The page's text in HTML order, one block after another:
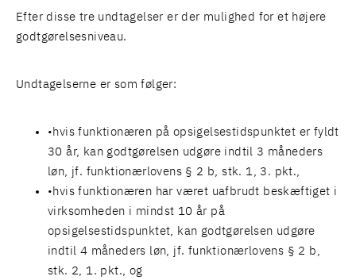
Efter disse tre undtagelser er der mulighed for et højere
godtgørelsesniveau.
Undtagelserne er som følger:
hvis funktionæren på opsigelsestidspunktet er fyldt
30 år, kan godtgørelsen udgøre indtil 3 måneders
løn, jf. funktionærlovens § 2 b, stk. 1, 3. pkt.,
hvis funktionæren har været uafbrudt beskæftiget i
virksomheden i mindst 10 år på
opsigelsestidspunktet, kan godtgørelsen udgøre
indtil 4 måneders løn, jf. funktionærlovens § 2 b,
stk. 2, 1. pkt., og